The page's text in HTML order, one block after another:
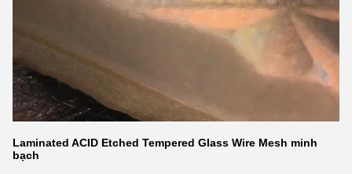
Laminated ACID Etched Tempered Glass Wire Mesh minh
bạch